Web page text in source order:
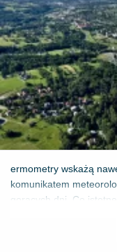
ermometry wskażą
komunikatem
gorących dni. Co